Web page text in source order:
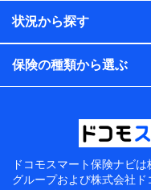
状況から探す
保険の種類から選ぶ
ドコモスマート保険ナビは
グループおよび株式会社ド